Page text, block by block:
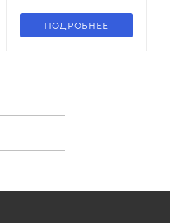
ПОДРОБНЕЕ